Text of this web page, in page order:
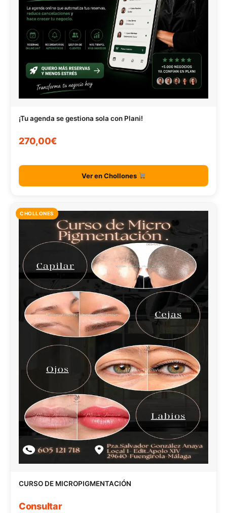
¡Tu agenda se gestiona sola con Plani!
270,00€
Ver en Chollones
CHOLLONES
CURSO DE MICROPIGMENTACIÓN
Consultar